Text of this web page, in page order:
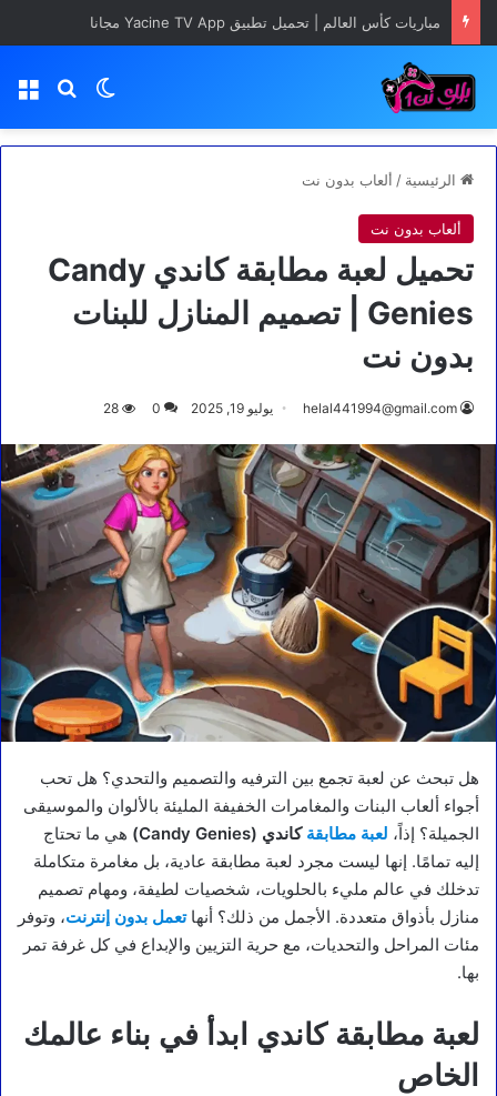
مباريات كأس العالم | تحميل تطبيق Yacine TV App مجانا
بحثالوضع
الرئيسية / ألعاب بدون نت
ألعاب بدون نت
تحميل لعبة مطابقة كاندي Candy
Genies | تصميم المنازل للبنات
بدون نت
helal441994@gmail.com يوليو 19, 2025 0
28
هل تبحث عن لعبة تجمع بين الترفيه والتصميم والتحدي؟ هل تحب
أجواء ألعاب البنات والمغامرات الخفيفة المليئة بالألوان والموسيقى
الجميلة؟ إذاً، لعبة مطابقة كاندي (Candy Genies)
هي ما تحتاج
إليه تمامًا. إنها ليست مجرد لعبة مطابقة عادية، بل مغامرة متكاملة
تدخلك في عالم مليء بالحلويات، شخصيات لطيفة، ومهام تصميم
منازل بأذواق متعددة. الأجمل من ذلك؟ أنهاتعمل بدون إنترنت، وتوفر
مئات المراحل والتحديات، مع حرية التزيين والإبداع في كل غرفة تمر
بها.
لعبة مطابقة كاندي ابدأ في بناء عالمك
الخاص